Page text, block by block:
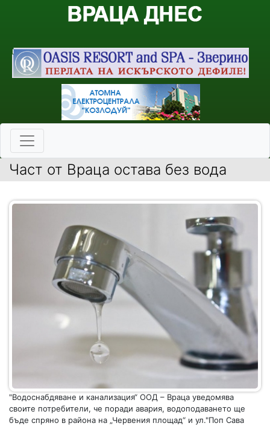
Част от Враца остава без вода
"Водоснабдяване и канализация“ ООД – Враца уведомява
своите потребители, че поради авария, водоподаването ще
бъде спряно в района на „Червения площад“ и ул."Поп Сава